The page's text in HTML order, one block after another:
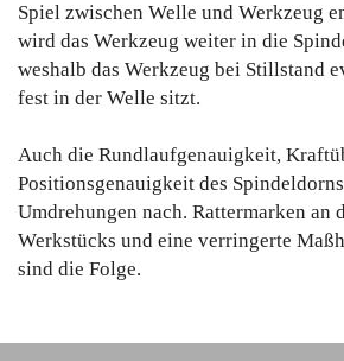
Spiel zwischen Welle und Werkzeug
wird das Werkzeug weiter in die
weshalb das Werkzeug bei Stillstand
fest in der Welle sitzt.
Auch die Rundlaufgenauigkeit,
Positionsgenauigkeit des
Umdrehungen nach. Rattermarken an
Werkstücks und eine verringerte
sind die Folge.